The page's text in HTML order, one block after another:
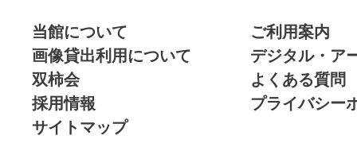
当館について
ご利用案内
画像貸出利用について
デジタル・ア
双柿会
よくある質問
採用情報
プライバシー
サイトマップ